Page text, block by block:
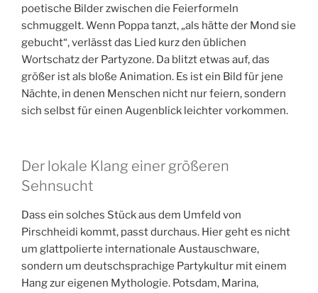
poetische Bilder zwischen die Feierformeln
schmuggelt. Wenn Poppa tanzt, „als hätte der Mond sie
gebucht“, verlässt das Lied kurz den üblichen
Wortschatz der Partyzone. Da blitzt etwas auf, das
größer ist als bloße Animation. Es ist ein Bild für jene
Nächte, in denen Menschen nicht nur feiern, sondern
sich selbst für einen Augenblick leichter vorkommen.
Der lokale Klang einer größeren
Sehnsucht
Dass ein solches Stück aus dem Umfeld von
Pirschheidi kommt, passt durchaus. Hier geht es nicht
um glattpolierte internationale Austauschware,
sondern um deutschsprachige Partykultur mit einem
Hang zur eigenen Mythologie. Potsdam, Marina,